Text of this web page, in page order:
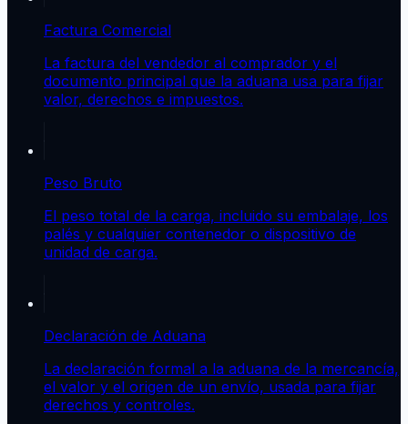
Factura Comercial
La factura del vendedor al comprador y el
documento principal que la aduana usa para fijar
valor, derechos e impuestos.
Peso Bruto
El peso total de la carga, incluido su embalaje, los
palés y cualquier contenedor o dispositivo de
unidad de carga.
Declaración de Aduana
La declaración formal a la aduana de la mercancía,
el valor y el origen de un envío, usada para fijar
derechos y controles.